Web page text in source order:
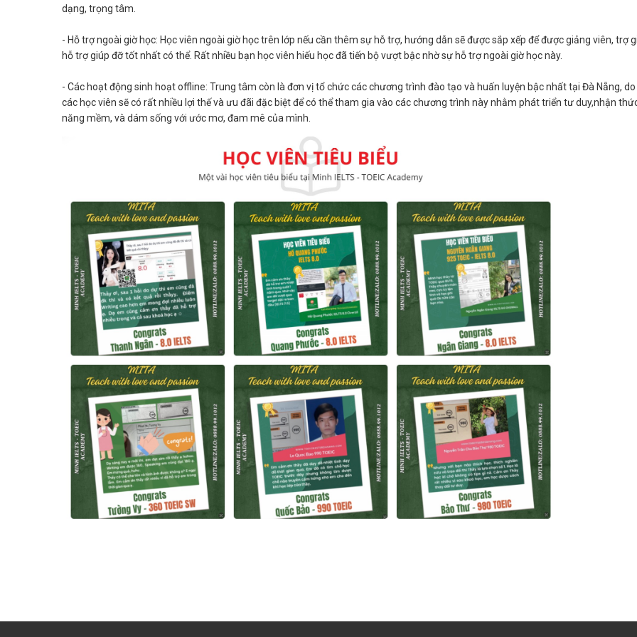
dạng, trọng tâm.
- Hỗ trợ ngoài giờ học: Học viên ngoài giờ học trên lớp nếu cần thêm sự hỗ trợ, hướng dẫn sẽ được sắp xếp để được giảng viên, trợ
hỗ trợ giúp đỡ tốt nhất có thể. Rất nhiều bạn học viên hiếu học đã tiến bộ vượt bậc nhờ sự hỗ trợ ngoài giờ học này.
- Các hoạt động sinh hoạt offline: Trung tâm còn là đơn vị tổ chức các chương trình đào tạo và huấn luyện bậc nhất tại Đà Nẵng, do
các học viên sẽ có rất nhiều lợi thế và ưu đãi đặc biệt để có thể tham gia vào các chương trình này nhằm phát triển tư duy,nhận
năng mềm, và dám sống với ước mơ, đam mê của mình.